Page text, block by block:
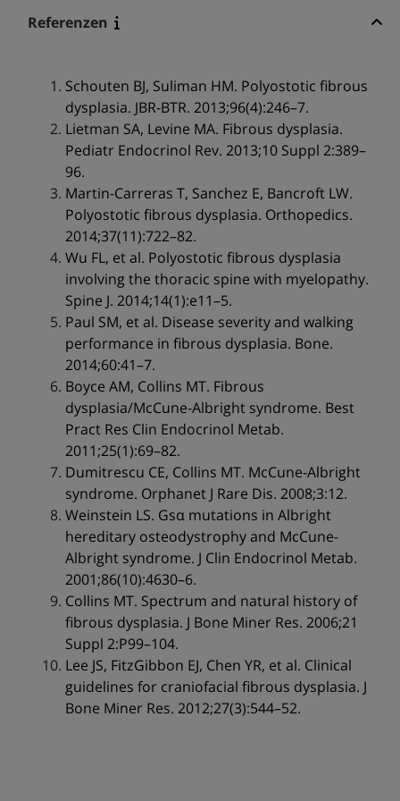
Referenzen
Schouten BJ, Suliman HM. Polyostotic fibrous
dysplasia. JBR-BTR. 2013;96(4):246–7.
Lietman SA, Levine MA. Fibrous dysplasia.
Pediatr Endocrinol Rev. 2013;10 Suppl 2:389–
96.
Martin-Carreras T, Sanchez E, Bancroft LW.
Polyostotic fibrous dysplasia. Orthopedics.
2014;37(11):722–82.
Wu FL, et al. Polyostotic fibrous dysplasia
involving the thoracic spine with myelopathy.
Spine J. 2014;14(1):e11–5.
Paul SM, et al. Disease severity and walking
performance in fibrous dysplasia. Bone.
2014;60:41–7.
Boyce AM, Collins MT. Fibrous
dysplasia/McCune-Albright syndrome. Best
Pract Res Clin Endocrinol Metab.
2011;25(1):69–82.
Dumitrescu CE, Collins MT. McCune-Albright
syndrome. Orphanet J Rare Dis. 2008;3:12.
Weinstein LS. Gsα mutations in Albright
hereditary osteodystrophy and McCune-
Albright syndrome. J Clin Endocrinol Metab.
2001;86(10):4630–6.
Collins MT. Spectrum and natural history of
fibrous dysplasia. J Bone Miner Res. 2006;21
Suppl 2:P99–104.
Lee JS, FitzGibbon EJ, Chen YR, et al. Clinical
guidelines for craniofacial fibrous dysplasia. J
Bone Miner Res. 2012;27(3):544–52.